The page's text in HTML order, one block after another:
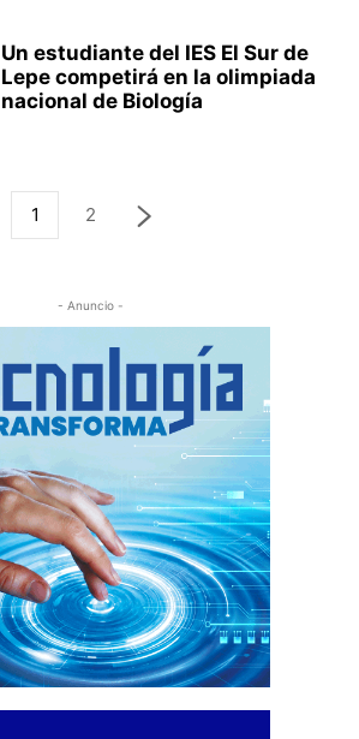
Un estudiante del IES El Sur de
Lepe competirá en la olimpiada
nacional de Biología
1 2
- Anuncio -